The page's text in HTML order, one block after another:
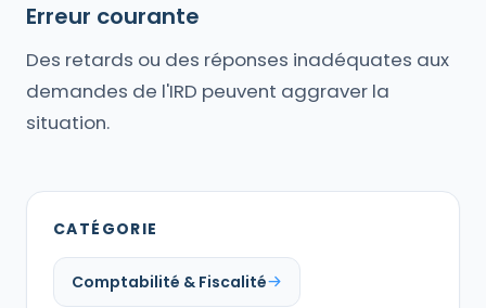
Erreur courante
Des retards ou des réponses inadéquates aux
demandes de l'IRD peuvent aggraver la
situation.
CATÉGORIE
Comptabilité & Fiscalité